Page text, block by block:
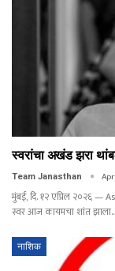
स्वरांचा अखंड झरा
Team Janasthan
मुंबई, दि. १२ एप्रिल २०२६ —
स्वर आज कायमचा शांत
नाशिक